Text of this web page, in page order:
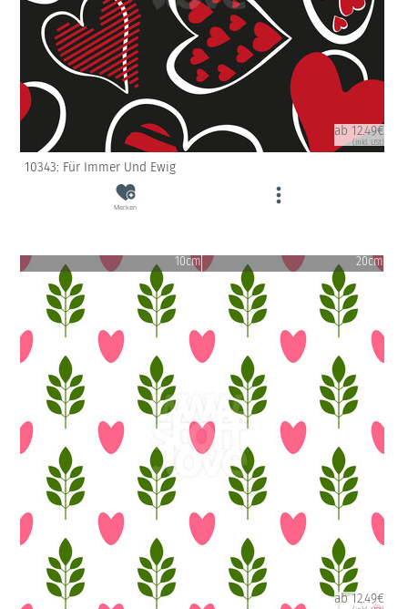
ab 12.49€
(inkl. USt)
10343: Für Immer Und Ewig
Merken
10cm 20cm
ab 12.49€